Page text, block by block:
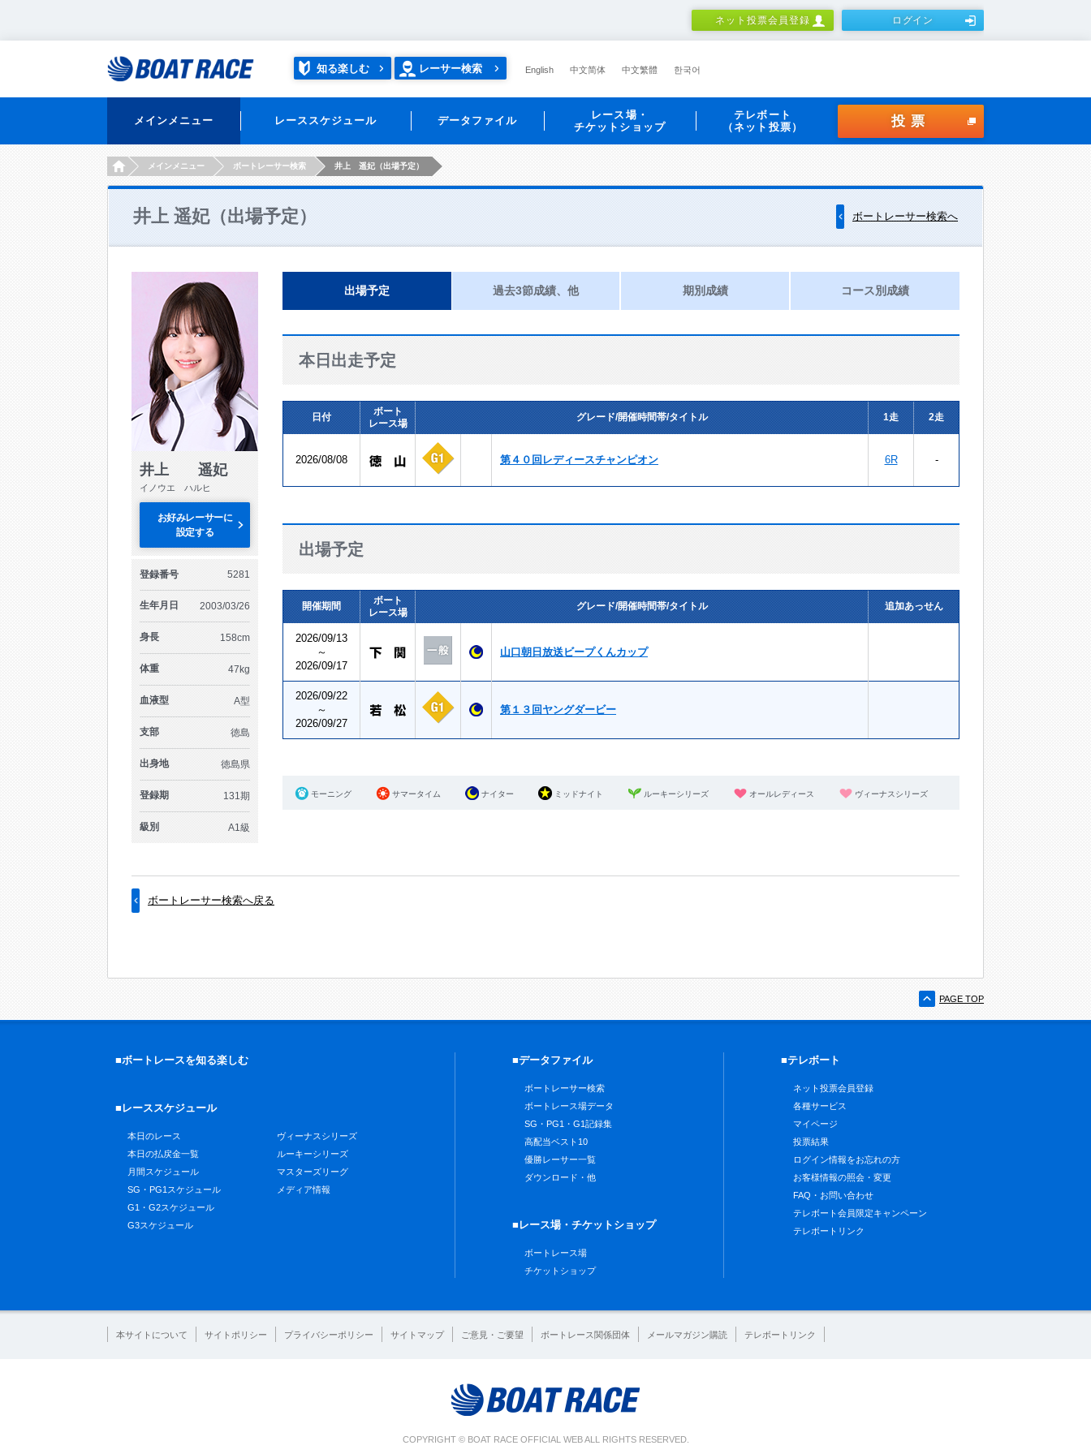
ネット投票会員登録 ログイン
知る楽しむ レーサー検索 English 中文简体 中文繁體 한국어
メインメニュー レーススケジュール データファイル
レース場・
チケットショップ
テレボート
（ネット投票）
投票
HOMEメインメニュー ボートレーサー検索 井上 遥妃（出場予定）
井上 遥妃（出場予定） ボートレーサー検索へ
井上 遥妃
イノウエ ハルヒ
お好みレーサーに
設定する
登録番号 5281
生年月日 2003/03/26
身長 158cm
体重 47kg
血液型 A型
支部 徳島
出身地 徳島県
登録期 131期
級別 A1級
出場予定 過去3節成績、他 期別成績 コース別成績
本日出走予定
日付
ボート
レース場
グレード/開催時間帯/タイトル 1走 2走
2026/08/08 第４０回レディースチャンピオン 6R -
出場予定
開催期間
ボート
レース場
グレード/開催時間帯/タイトル 追加あっせん
2026/09/13
～
2026/09/17
山口朝日放送ビープくんカップ
2026/09/22
～
2026/09/27
第１３回ヤングダービー
モーニング サマータイム ナイター ミッドナイト ルーキーシリーズ オールレディース ヴィーナスシリーズ
ボートレーサー検索へ戻る
PAGE TOP
■ボートレースを知る楽しむ
■レーススケジュール
本日のレース
本日の払戻金一覧
月間スケジュール
SG・PG1スケジュール
G1・G2スケジュール
G3スケジュール
ヴィーナスシリーズ
ルーキーシリーズ
マスターズリーグ
メディア情報
■データファイル
ボートレーサー検索
ボートレース場データ
SG・PG1・G1記録集
高配当ベスト10
優勝レーサー一覧
ダウンロード・他
■レース場・チケットショップ
ボートレース場
チケットショップ
■テレボート
ネット投票会員登録
各種サービス
マイページ
投票結果
ログイン情報をお忘れの方
お客様情報の照会・変更
FAQ・お問い合わせ
テレボート会員限定キャンペーン
テレボートリンク
本サイトについて サイトポリシー プライバシーポリシー サイトマップ ご意見・ご要望 ボートレース関係団体 メールマガジン購読 テレボートリンク
COPYRIGHT © BOAT RACE OFFICIAL WEB ALL RIGHTS RESERVED.